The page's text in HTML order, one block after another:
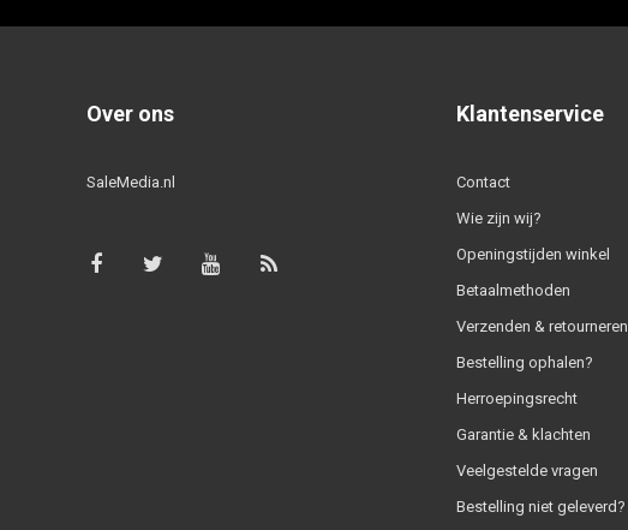
Over ons
SaleMedia.nl
Klantenservice
Contact
Wie zijn wij?
Openingstijden winkel
Betaalmethoden
Verzenden & retourneren
Bestelling ophalen?
Herroepingsrecht
Garantie & klachten
Veelgestelde vragen
Bestelling niet geleverd?